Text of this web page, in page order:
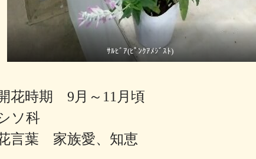
ｻﾙﾋﾞｱ(ﾋﾟﾝｸｱﾒｼﾞｽﾄ)
花時期 9月～11月頃
ソ科
言葉 家族愛、知恵